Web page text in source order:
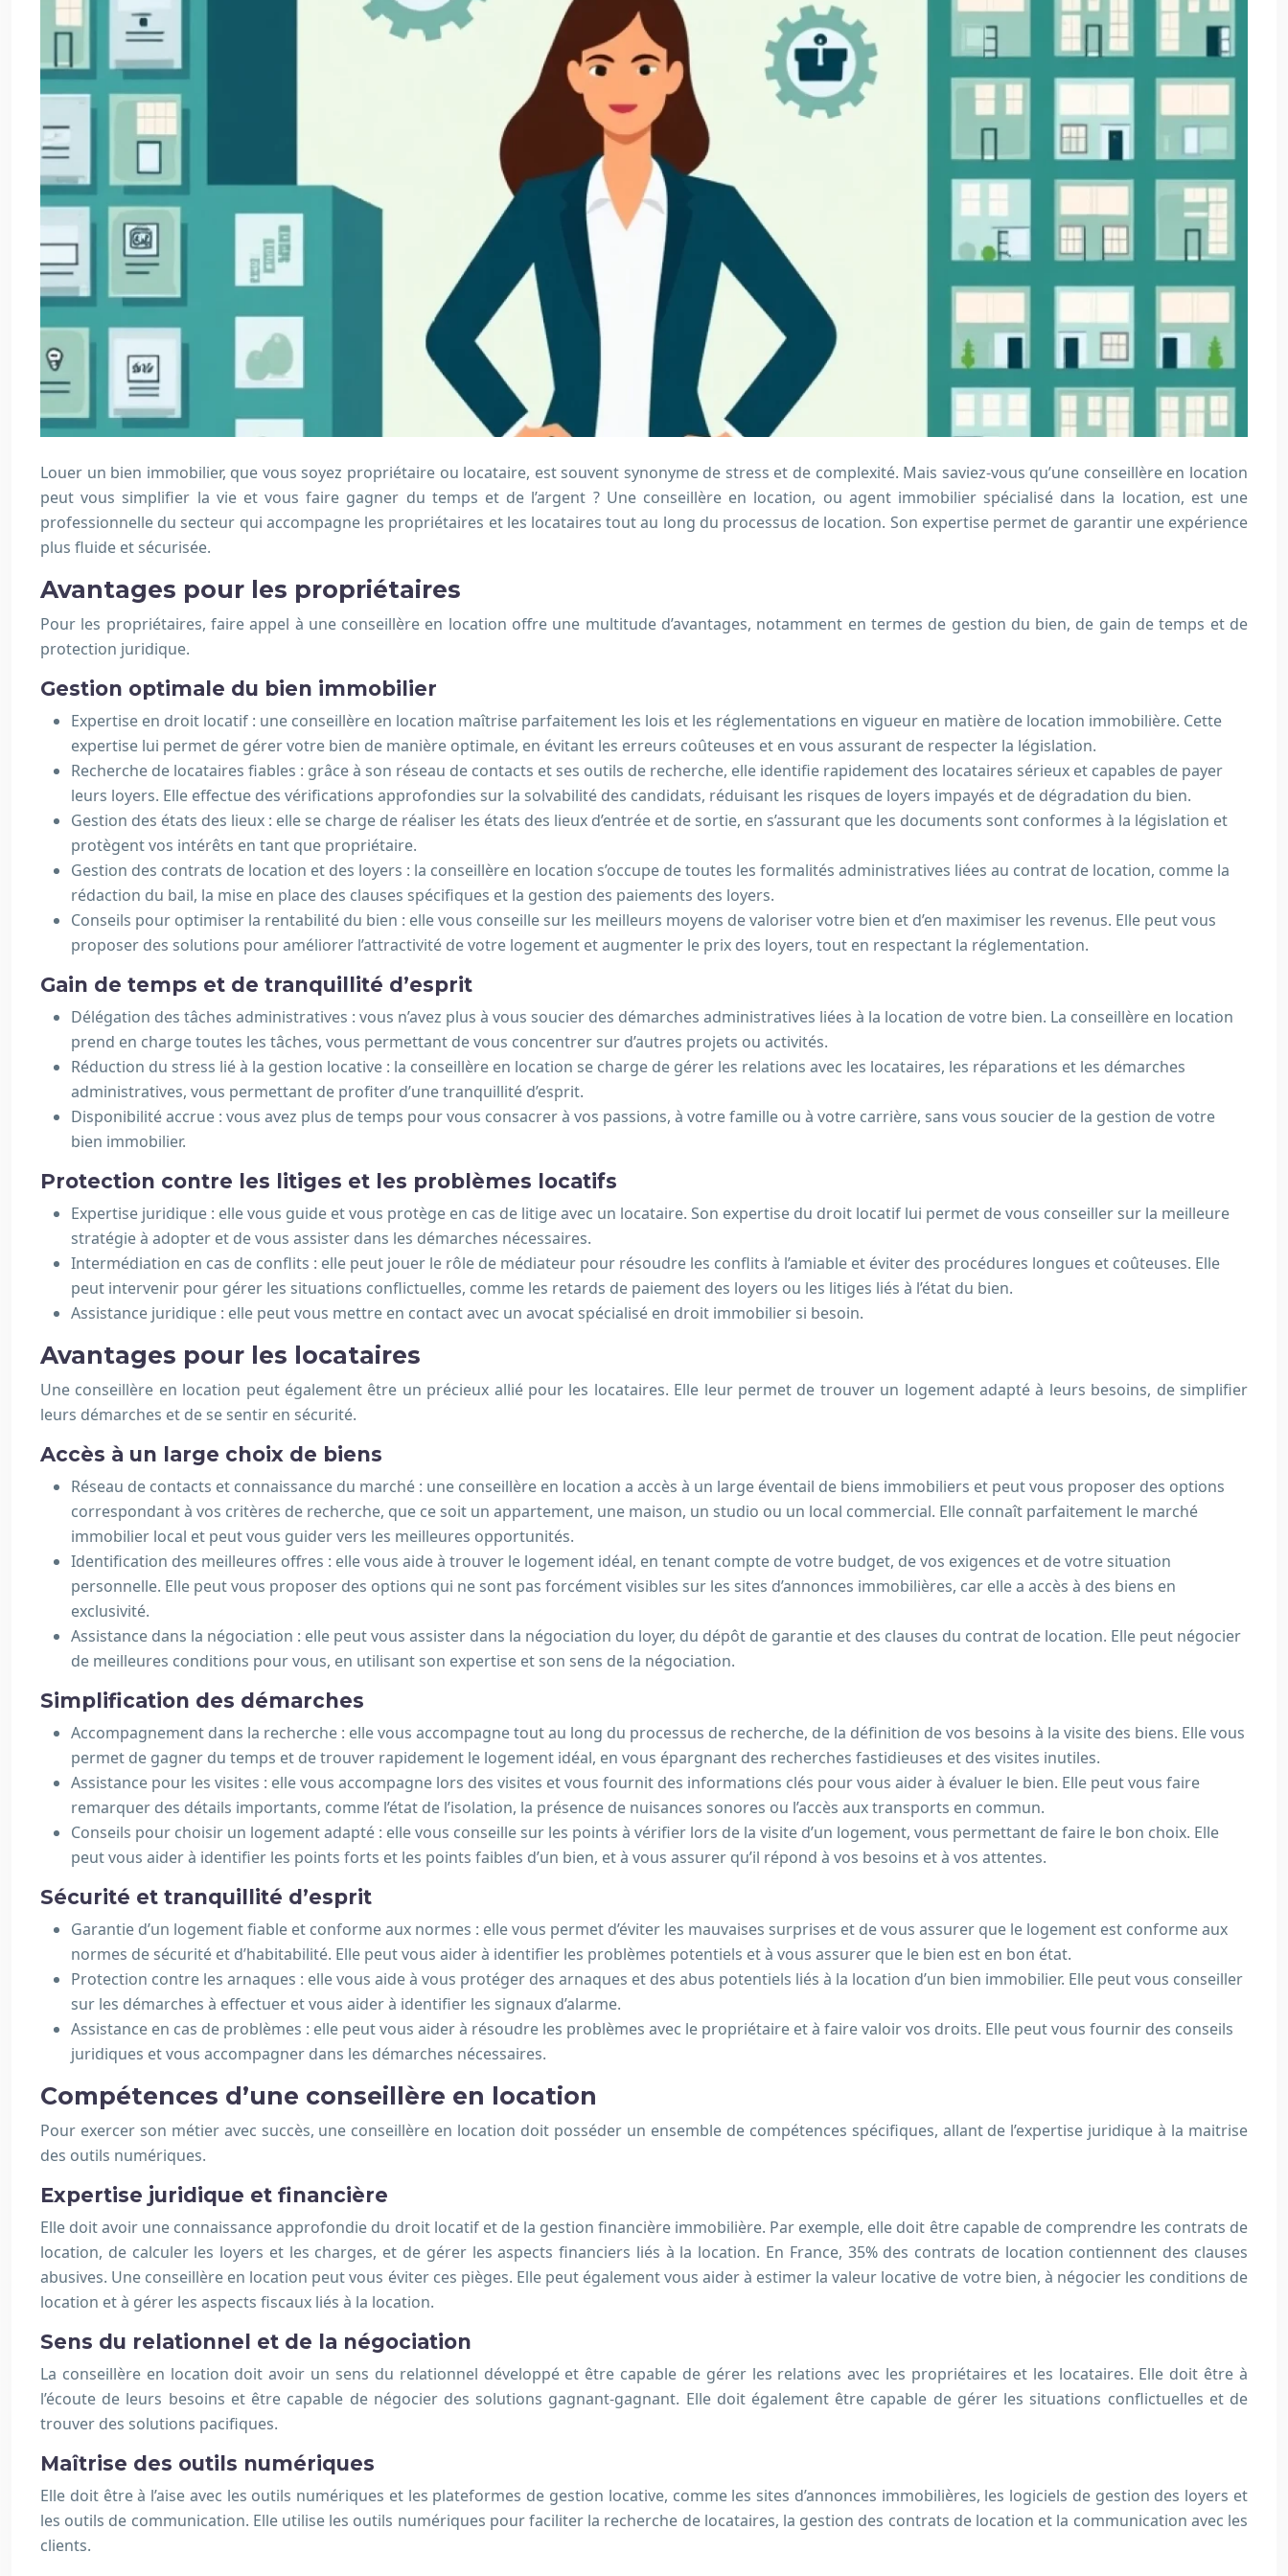
Louer un bien immobilier, que vous soyez propriétaire ou locataire, est souvent synonyme de stress et de complexité. Mais saviez-vous qu’une conseillère en location
peut vous simplifier la vie et vous faire gagner du temps et de l’argent ? Une conseillère en location, ou agent immobilier spécialisé dans la location, est une
professionnelle du secteur qui accompagne les propriétaires et les locataires tout au long du processus de location. Son expertise permet de garantir une expérience
plus fluide et sécurisée.
Avantages pour les propriétaires
Pour les propriétaires, faire appel à une conseillère en location offre une multitude d’avantages, notamment en termes de gestion du bien, de gain de temps et de
protection juridique.
Gestion optimale du bien immobilier
Expertise en droit locatif : une conseillère en location maîtrise parfaitement les lois et les réglementations en vigueur en matière de location immobilière. Cette
expertise lui permet de gérer votre bien de manière optimale, en évitant les erreurs coûteuses et en vous assurant de respecter la législation.
Recherche de locataires fiables : grâce à son réseau de contacts et ses outils de recherche, elle identifie rapidement des locataires sérieux et capables de payer
leurs loyers. Elle effectue des vérifications approfondies sur la solvabilité des candidats, réduisant les risques de loyers impayés et de dégradation du bien.
Gestion des états des lieux : elle se charge de réaliser les états des lieux d’entrée et de sortie, en s’assurant que les documents sont conformes à la législation et
protègent vos intérêts en tant que propriétaire.
Gestion des contrats de location et des loyers : la conseillère en location s’occupe de toutes les formalités administratives liées au contrat de location, comme la
rédaction du bail, la mise en place des clauses spécifiques et la gestion des paiements des loyers.
Conseils pour optimiser la rentabilité du bien : elle vous conseille sur les meilleurs moyens de valoriser votre bien et d’en maximiser les revenus. Elle peut vous
proposer des solutions pour améliorer l’attractivité de votre logement et augmenter le prix des loyers, tout en respectant la réglementation.
Gain de temps et de tranquillité d’esprit
Délégation des tâches administratives : vous n’avez plus à vous soucier des démarches administratives liées à la location de votre bien. La conseillère en location
prend en charge toutes les tâches, vous permettant de vous concentrer sur d’autres projets ou activités.
Réduction du stress lié à la gestion locative : la conseillère en location se charge de gérer les relations avec les locataires, les réparations et les démarches
administratives, vous permettant de profiter d’une tranquillité d’esprit.
Disponibilité accrue : vous avez plus de temps pour vous consacrer à vos passions, à votre famille ou à votre carrière, sans vous soucier de la gestion de votre
bien immobilier.
Protection contre les litiges et les problèmes locatifs
Expertise juridique : elle vous guide et vous protège en cas de litige avec un locataire. Son expertise du droit locatif lui permet de vous conseiller sur la meilleure
stratégie à adopter et de vous assister dans les démarches nécessaires.
Intermédiation en cas de conflits : elle peut jouer le rôle de médiateur pour résoudre les conflits à l’amiable et éviter des procédures longues et coûteuses. Elle
peut intervenir pour gérer les situations conflictuelles, comme les retards de paiement des loyers ou les litiges liés à l’état du bien.
Assistance juridique : elle peut vous mettre en contact avec un avocat spécialisé en droit immobilier si besoin.
Avantages pour les locataires
Une conseillère en location peut également être un précieux allié pour les locataires. Elle leur permet de trouver un logement adapté à leurs besoins, de simplifier
leurs démarches et de se sentir en sécurité.
Accès à un large choix de biens
Réseau de contacts et connaissance du marché : une conseillère en location a accès à un large éventail de biens immobiliers et peut vous proposer des options
correspondant à vos critères de recherche, que ce soit un appartement, une maison, un studio ou un local commercial. Elle connaît parfaitement le marché
immobilier local et peut vous guider vers les meilleures opportunités.
Identification des meilleures offres : elle vous aide à trouver le logement idéal, en tenant compte de votre budget, de vos exigences et de votre situation
personnelle. Elle peut vous proposer des options qui ne sont pas forcément visibles sur les sites d’annonces immobilières, car elle a accès à des biens en
exclusivité.
Assistance dans la négociation : elle peut vous assister dans la négociation du loyer, du dépôt de garantie et des clauses du contrat de location. Elle peut négocier
de meilleures conditions pour vous, en utilisant son expertise et son sens de la négociation.
Simplification des démarches
Accompagnement dans la recherche : elle vous accompagne tout au long du processus de recherche, de la définition de vos besoins à la visite des biens. Elle vous
permet de gagner du temps et de trouver rapidement le logement idéal, en vous épargnant des recherches fastidieuses et des visites inutiles.
Assistance pour les visites : elle vous accompagne lors des visites et vous fournit des informations clés pour vous aider à évaluer le bien. Elle peut vous faire
remarquer des détails importants, comme l’état de l’isolation, la présence de nuisances sonores ou l’accès aux transports en commun.
Conseils pour choisir un logement adapté : elle vous conseille sur les points à vérifier lors de la visite d’un logement, vous permettant de faire le bon choix. Elle
peut vous aider à identifier les points forts et les points faibles d’un bien, et à vous assurer qu’il répond à vos besoins et à vos attentes.
Sécurité et tranquillité d’esprit
Garantie d’un logement fiable et conforme aux normes : elle vous permet d’éviter les mauvaises surprises et de vous assurer que le logement est conforme aux
normes de sécurité et d’habitabilité. Elle peut vous aider à identifier les problèmes potentiels et à vous assurer que le bien est en bon état.
Protection contre les arnaques : elle vous aide à vous protéger des arnaques et des abus potentiels liés à la location d’un bien immobilier. Elle peut vous conseiller
sur les démarches à effectuer et vous aider à identifier les signaux d’alarme.
Assistance en cas de problèmes : elle peut vous aider à résoudre les problèmes avec le propriétaire et à faire valoir vos droits. Elle peut vous fournir des conseils
juridiques et vous accompagner dans les démarches nécessaires.
Compétences d’une conseillère en location
Pour exercer son métier avec succès, une conseillère en location doit posséder un ensemble de compétences spécifiques, allant de l’expertise juridique à la maitrise
des outils numériques.
Expertise juridique et financière
Elle doit avoir une connaissance approfondie du droit locatif et de la gestion financière immobilière. Par exemple, elle doit être capable de comprendre les contrats de
location, de calculer les loyers et les charges, et de gérer les aspects financiers liés à la location. En France, 35% des contrats de location contiennent des clauses
abusives. Une conseillère en location peut vous éviter ces pièges. Elle peut également vous aider à estimer la valeur locative de votre bien, à négocier les conditions de
location et à gérer les aspects fiscaux liés à la location.
Sens du relationnel et de la négociation
La conseillère en location doit avoir un sens du relationnel développé et être capable de gérer les relations avec les propriétaires et les locataires. Elle doit être à
l’écoute de leurs besoins et être capable de négocier des solutions gagnant-gagnant. Elle doit également être capable de gérer les situations conflictuelles et de
trouver des solutions pacifiques.
Maîtrise des outils numériques
Elle doit être à l’aise avec les outils numériques et les plateformes de gestion locative, comme les sites d’annonces immobilières, les logiciels de gestion des loyers et
les outils de communication. Elle utilise les outils numériques pour faciliter la recherche de locataires, la gestion des contrats de location et la communication avec les
clients.